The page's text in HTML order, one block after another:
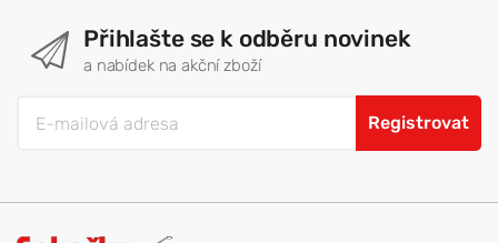
Přihlašte se k odběru novinek
a nabídek na akční zboží
Registrovat